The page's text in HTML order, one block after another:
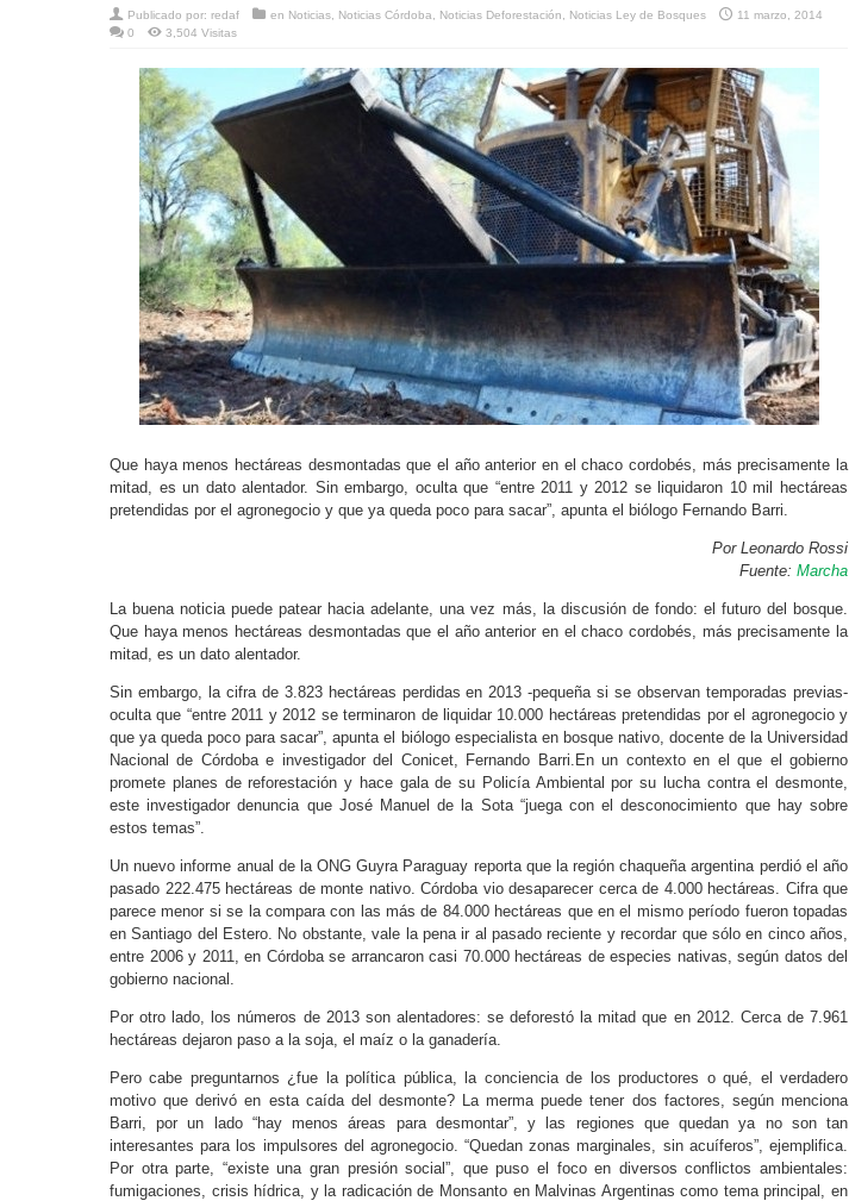
Publicado por: redaf en Noticias Noticias Córdoba Noticias Deforestación Noticias Ley de Bosques
11 marzo, 2014
0
3,504 Visitas
Que haya menos hectáreas desmontadas que el año anterior en el chaco cordobés, más precisamente la
mitad, es un dato alentador. Sin embargo, oculta que “entre 2011 y 2012 se liquidaron 10 mil hectáreas
pretendidas por el agronegocio y que ya queda poco para sacar”, apunta el biólogo Fernando Barri.
Por Leonardo Rossi
Fuente: Marcha
La buena noticia puede patear hacia adelante, una vez más, la discusión de fondo: el futuro del bosque.
Que haya menos hectáreas desmontadas que el año anterior en el chaco cordobés, más precisamente la
mitad, es un dato alentador.
Sin embargo, la cifra de 3.823 hectáreas perdidas en 2013 -pequeña si se observan temporadas previas-
oculta que “entre 2011 y 2012 se terminaron de liquidar 10.000 hectáreas pretendidas por el agronegocio y
que ya queda poco para sacar”, apunta el biólogo especialista en bosque nativo, docente de la Universidad
Nacional de Córdoba e investigador del Conicet, Fernando Barri.En un contexto en el que el gobierno
promete planes de reforestación y hace gala de su Policía Ambiental por su lucha contra el desmonte,
este investigador denuncia que José Manuel de la Sota “juega con el desconocimiento que hay sobre
estos temas”.
Un nuevo informe anual de la ONG Guyra Paraguay reporta que la región chaqueña argentina perdió el año
pasado 222.475 hectáreas de monte nativo. Córdoba vio desaparecer cerca de 4.000 hectáreas. Cifra que
parece menor si se la compara con las más de 84.000 hectáreas que en el mismo período fueron topadas
en Santiago del Estero. No obstante, vale la pena ir al pasado reciente y recordar que sólo en cinco años,
entre 2006 y 2011, en Córdoba se arrancaron casi 70.000 hectáreas de especies nativas, según datos del
gobierno nacional.
Por otro lado, los números de 2013 son alentadores: se deforestó la mitad que en 2012. Cerca de 7.961
hectáreas dejaron paso a la soja, el maíz o la ganadería.
Pero cabe preguntarnos ¿fue la política pública, la conciencia de los productores o qué, el verdadero
motivo que derivó en esta caída del desmonte? La merma puede tener dos factores, según menciona
Barri, por un lado “hay menos áreas para desmontar”, y las regiones que quedan ya no son tan
interesantes para los impulsores del agronegocio. “Quedan zonas marginales, sin acuíferos”, ejemplifica.
Por otra parte, “existe una gran presión social”, que puso el foco en diversos conflictos ambientales:
fumigaciones, crisis hídrica, y la radicación de Monsanto en Malvinas Argentinas como tema principal, en